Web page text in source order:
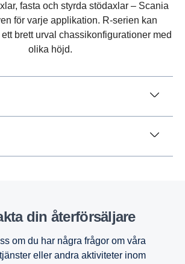
separat kugghjul i huvudväxellådan.
lösningen har du åtta växlar till ditt
backning i upp till 30 km/h. (Detta är
för tippbilar som behöver
fasta och styrda stödaxlar – Scania
för varje applikation. R-serien kan
brett urval chassikonfigurationer med
olika höjd.
din återförsäljare
om du har några frågor om våra
eller andra aktiviteter inom